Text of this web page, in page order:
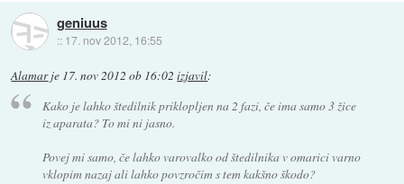
geniuus
:: 17. nov 2012, 16:55
Alamarje 17. nov 2012 ob 16:02 izjavil:
Kako je lahko štedilnik priklopljen na 2 fazi, če ima samo 3 žice
iz aparata? To mi ni jasno.
Povej mi samo, če lahko varovalko od štedilnika v omarici varno
vklopim nazaj ali lahko povzročim s tem kakšno škodo?